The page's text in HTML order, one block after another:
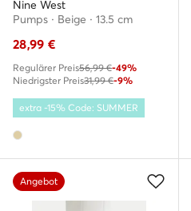
Nine West
Pumps · Beige · 13.5 cm
28,99 €
Regulärer Preis56,99 €-49%
Niedrigster Preis31,99 €-9%
extra -15% Code: SUMMER
Angebot